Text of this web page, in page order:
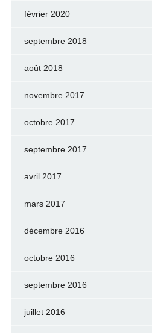
février 2020
septembre 2018
août 2018
novembre 2017
octobre 2017
septembre 2017
avril 2017
mars 2017
décembre 2016
octobre 2016
septembre 2016
juillet 2016